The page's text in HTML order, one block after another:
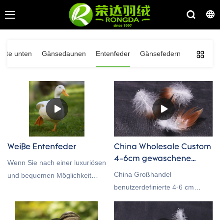
unten Gänsedaunen Entenfeder Gänsefedern
Weiße Entenfeder
Wenn Sie nach einer luxuriösen
und bequemen Möglichkeit
aufzuwerten, sollten Sie
Bettdecken mit Entenfedern in
China Wholesale Custom
4-6cm gewaschene
graue Entenfeder zum
Verkauf
China Großhandel
benutzerdefinierte 4-6 cm
gewaschene graue
Entenfedern zum Verkauf im